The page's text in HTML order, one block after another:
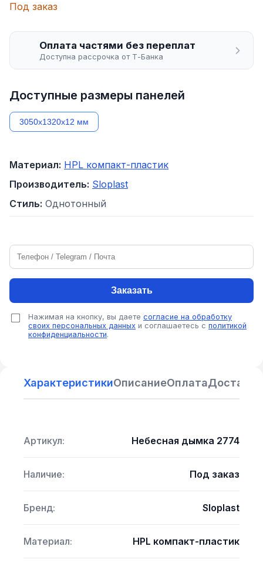
Под заказ
Оплата частями без переплат
Доступна рассрочка от Т-Банка
Доступные размеры панелей
3050х1320х12 мм
Материал: HPL компакт-пластик
Производитель: Sloplast
Стиль: Однотонный
Заказать
Нажимая на кнопку, вы даете согласие на обработку
своих персональных данных и соглашаетесь с политикой
конфиденциальности.
ХарактеристикиОписаниеОплатаДоставка
Артикул: Небесная дымка 2774
Наличие: Под заказ
Бренд: Sloplast
Материал: HPL компакт-пластик